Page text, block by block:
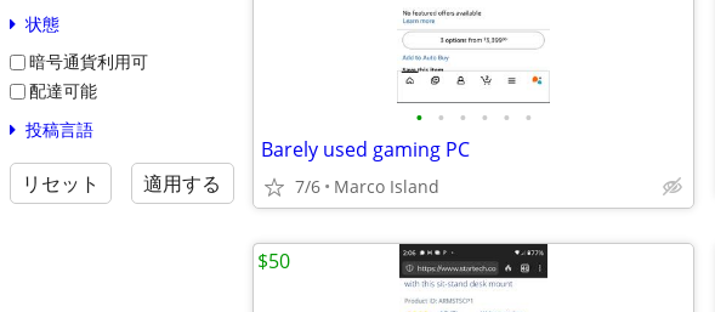
状態
暗号通貨利用可
配達可能
投稿言語
リセット 適用する
• • • • • •
Barely used gaming PC
7/6 Marco Island
$50